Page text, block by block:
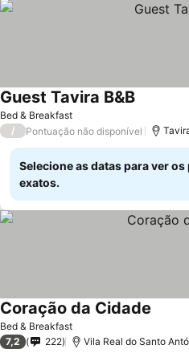
Bed & Breakfast
Guest Tavira B&BVer
/ Pontuação não disponível
Selecione as datas para ver
exatos.
Bed & Breakfast
Coração da Cidade
7,2 222 Vila Real do Santo